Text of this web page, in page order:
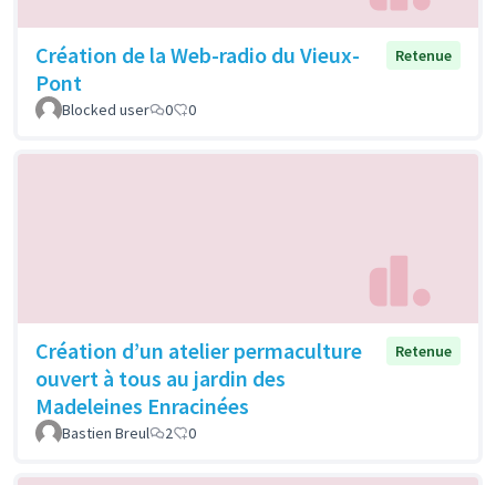
Création de la Web-radio du Vieux-
Pont
Retenue
Blocked user 0 0
Création d’un atelier permaculture
ouvert à tous au jardin des
Madeleines Enracinées
Retenue
Bastien Breul 2 0